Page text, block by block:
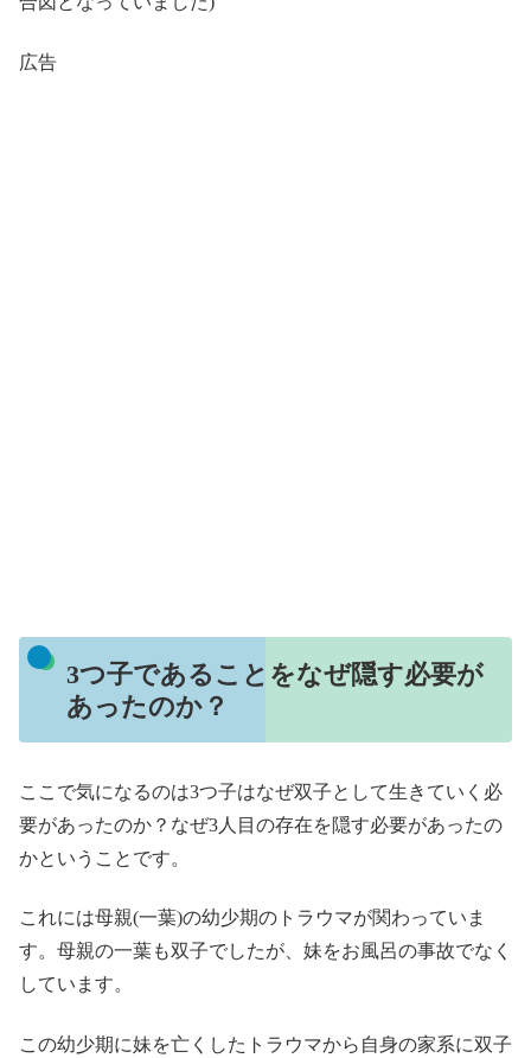
広告
3つ子であることをなぜ隠す必要が
あったのか？
ここで気になるのは3つ子はなぜ双子として生きていく必
要があったのか？なぜ3人目の存在を隠す必要があったの
かということです。
これには母親(一葉)の幼少期のトラウマが関わっていま
す。母親の一葉も双子でしたが、妹をお風呂の事故でなく
しています。
この幼少期に妹を亡くしたトラウマから自身の家系に双子